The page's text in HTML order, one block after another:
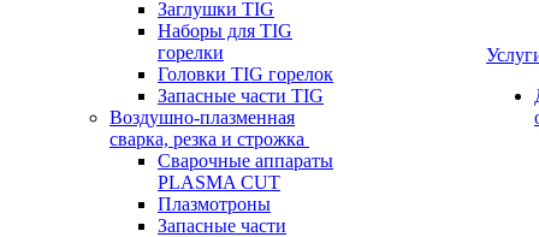
Заглушки TIG
Наборы для TIG
горелки
Головки TIG горелок
Запасные части TIG
Воздушно-плазменная
сварка, резка и строжка
Сварочные аппараты
PLASMA CUT
Плазмотроны
Запасные части